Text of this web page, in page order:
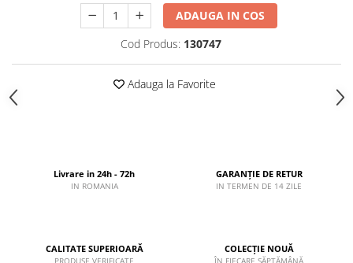
ADAUGA IN COS
Cod Produs: 130747
Adauga la Favorite
Livrare in 24h - 72h
IN ROMANIA
GARANȚIE DE RETUR
IN TERMEN DE 14 ZILE
CALITATE SUPERIOARĂ
PRODUSE VERIFICATE
COLECȚIE NOUĂ
ÎN FIECARE SĂPTĂMÂNĂ